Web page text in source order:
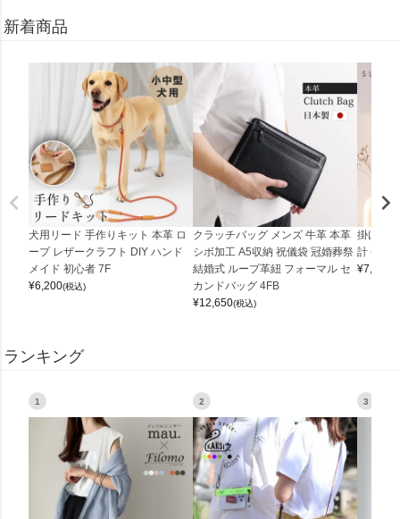
新着商品
犬用リード 手作りキット 本革 ロ
ープ レザークラフト DIY ハンド
メイド 初心者 7F
¥6,200(税込)
クラッチバッグ メンズ 牛革 本革
シボ加工 A5収納 祝儀袋 冠婚葬祭
結婚式 ループ革紐 フォーマル セ
カンドバッグ 4FB
¥12,650(税込)
掛け時
計
¥7,150
ランキング
1 2 3